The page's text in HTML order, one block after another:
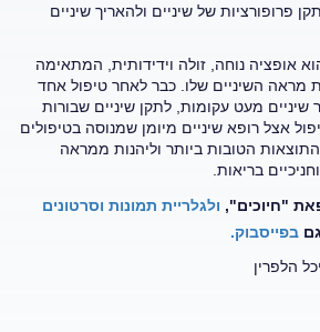
פרופורציות של שיניים ולהאריך שיניים
אופציה נוחה, זולה וידידותית, המתאימה
מראה השיניים שלו. כבר לאחר טיפול אחד
שיניים מעט עקומות, לתקן שיניים שבורות
אצל רופא שיניים מיומן שמנוסה בטיפולים
הטובות ביותר וליהנות ממראה
בריאות.
"חיוכים", ולגלריית תמונות וסרטונים
בפייסבוק.
הלפרין